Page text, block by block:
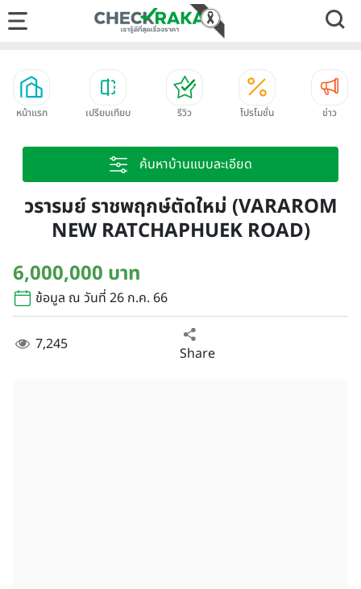
หน้าแรก เปรียบเทียบ รีวิว โปรโมชั่น ข่าว
ค้นหาบ้านแบบละเอียด
วรารมย์ ราชพฤกษ์ตัดใหม่ (VARAROM
NEW RATCHAPHUEK ROAD)
6,000,000 บาท
ข้อมูล ณ วันที่ 26 ก.ค. 66
7,245 Share